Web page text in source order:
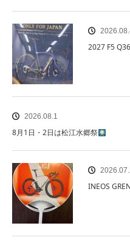
2027 F5
2026.08.1
8月1日・2日は松江水郷祭
INEOS